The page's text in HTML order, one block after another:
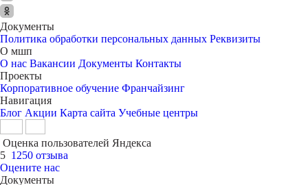
Документы
Политика обработки персональных данных Реквизиты
О мшп
О нас Вакансии Документы Контакты
Проекты
Корпоративное обучение Франчайзинг
Навигация
Блог Акции Карта сайта Учебные центры
Оценка пользователей Яндекса
5 1250 отзыва
Оцените нас
Документы